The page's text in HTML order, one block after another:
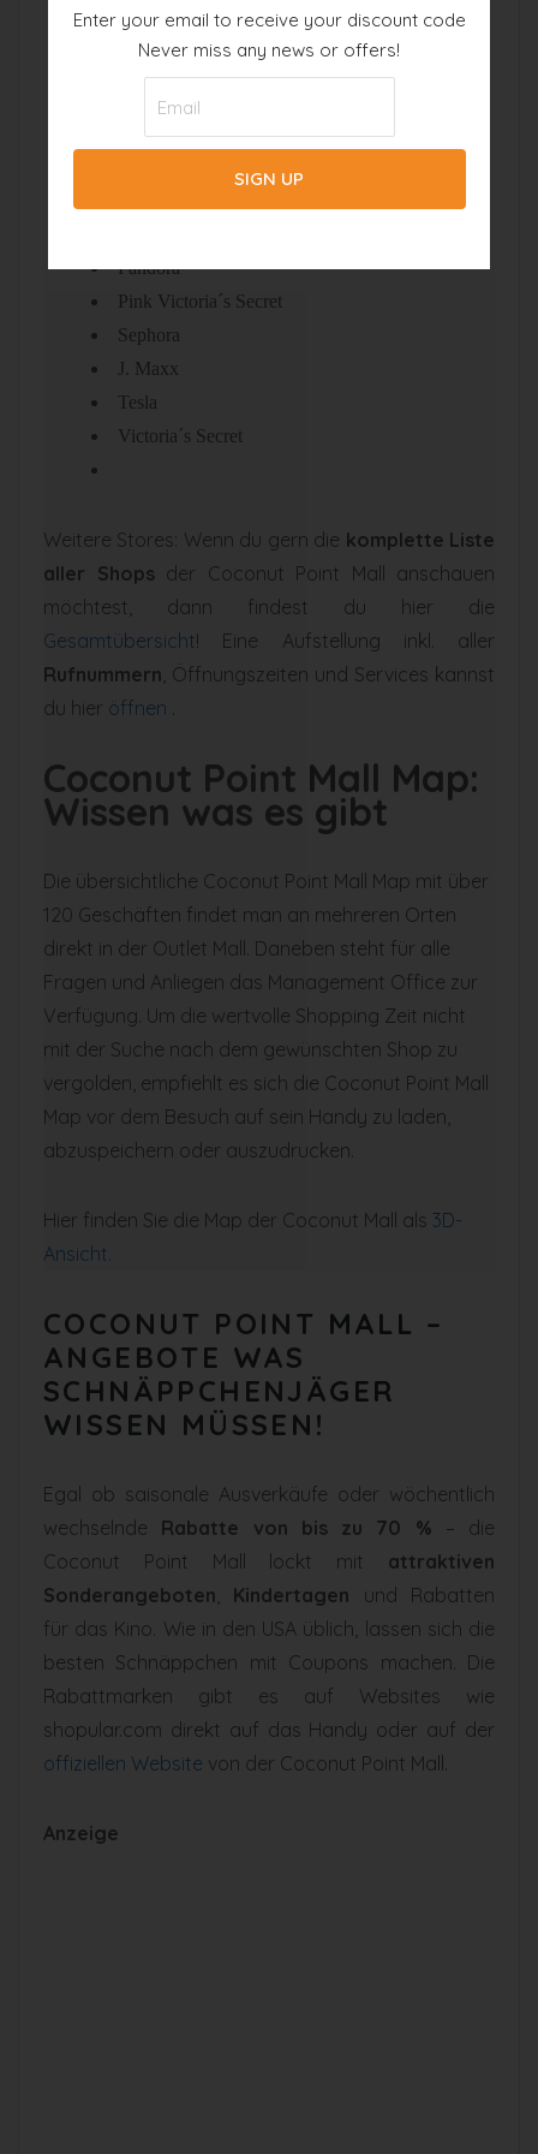
Florida Blue
Francesca´s Collections
Hollister Co.
Pandora
Pink Victoria´s Secret
Sephora
J. Maxx
Tesla
Victoria´s Secret
Weitere Stores: Wenn du gern die komplette Liste
aller Shopsder Coconut Point Mall anschauen
möchtest, dann findest du hier die
Gesamtübersicht! Eine Aufstellung inkl. aller
Rufnummern , Öffnungszeiten und Services kannst
du hier öffnen .
Coconut Point Mall Map:
Wissen was es gibt
Die übersichtliche Coconut Point Mall Map mit über
120 Geschäften findet man an mehreren Orten
direkt in der Outlet Mall. Daneben steht für alle
Fragen und Anliegen das Management Office zur
Verfügung. Um die wertvolle Shopping Zeit nicht
mit der Suche nach dem gewünschten Shop zu
vergolden, empfiehlt es sich die Coconut Point Mall
Map vor dem Besuch auf sein Handy zu laden,
abzuspeichern oder auszudrucken.
Hier finden Sie die Map der Coconut Mall als 3D-
Ansicht.
COCONUT POINT MALL –
ANGEBOTE WAS
SCHNÄPPCHENJÄGER
WISSEN MÜSSEN!
Egal ob saisonale Ausverkäufe oder wöchentlich
wechselnde Rabatte von bis zu 70 % – die
Coconut Point Mall lockt mit attraktiven
Sonderangeboten
Kindertagen und Rabatten
für das Kino. Wie in den USA üblich, lassen sich die
besten Schnäppchen mit Coupons machen. Die
Rabattmarken gibt es auf Websites wie
shopular.com direkt auf das Handy oder auf der
offiziellen Website von der Coconut Point Mall.
Anzeige
Enter your email to receive your discount code
Never miss any news or offers!